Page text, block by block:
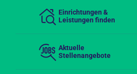
Einrichtungen &
Leistungen finden
Aktuelle
Stellenangebote